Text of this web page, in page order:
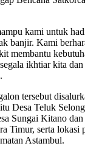
kami untuk
banjir. Kami
membantu
ikhtiar kita
tersebut
Desa Teluk
Sungai Kitano
Timur, serta lokasi
Astambul.